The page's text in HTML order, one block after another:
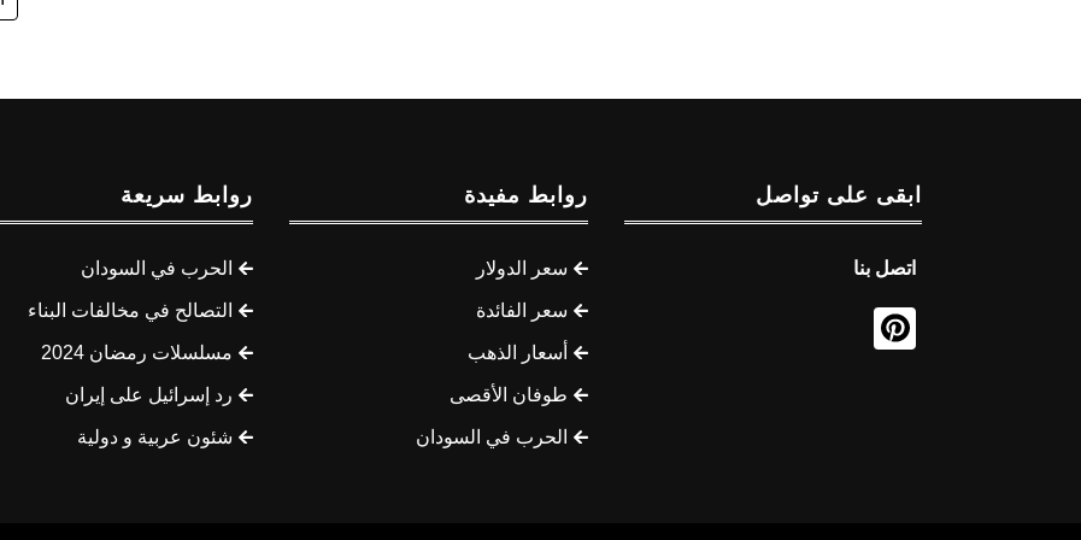
ابقى على تواصل
اتصل بنا
روابط مفيدة
سعر الدولار
سعر الفائدة
أسعار الذهب
طوفان الأقصى
الحرب في السودان
روابط سريعة
الحرب في السودان
التصالح في مخالفات البناء
مسلسلات رمضان 2024
رد إسرائيل على إيران
شئون عربية و دولية